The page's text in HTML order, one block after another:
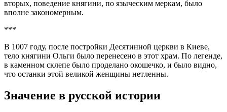
вторых, поведение княгини, по языческим меркам, было
вполне закономерным.
***
В 1007 году, после постройки Десятинной церкви в Киеве,
тело княгини Ольги было перенесено в этот храм. По легенде,
в каменном склепе было проделано окошечко, и было видно,
что останки этой великой женщины нетленны.
Значение в русской истории